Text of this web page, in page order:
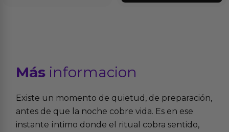
Más informacion
Existe un momento de quietud, de preparación,
antes de que la noche cobre vida. Es en ese
instante íntimo donde el ritual cobra sentido,